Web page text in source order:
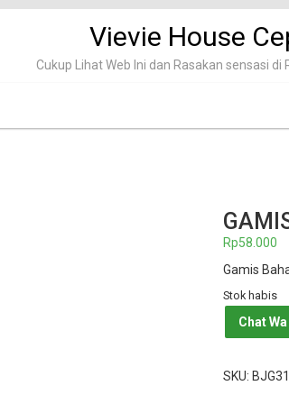
Vievie House
Cukup Lihat Web Ini dan Rasakan sensasi di
Rp58.000
Gamis
Stok habis
Chat Wa
SKU: